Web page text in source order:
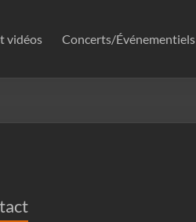
vidéos Concerts/Événementiels